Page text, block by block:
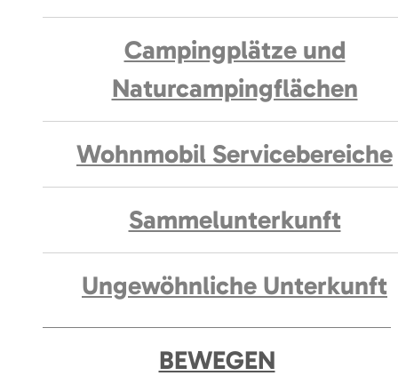
Campingplätze und
Naturcampingflächen
Wohnmobil Servicebereiche
Sammelunterkunft
Ungewöhnliche Unterkunft
BEWEGEN